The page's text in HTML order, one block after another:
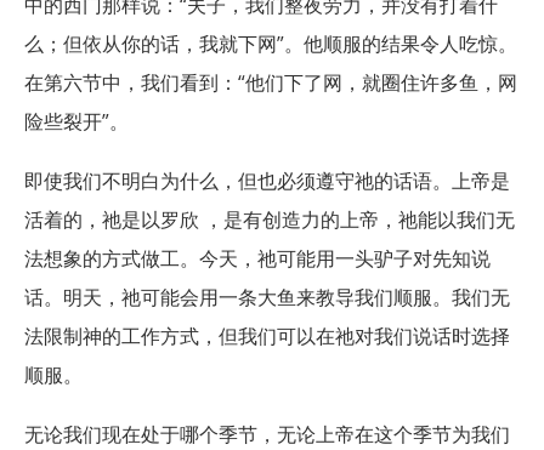
么；但依从你的话，我就下网”。他顺服的结果令人吃惊。
在第六节中，我们看到：“他们下了网，就圈住许多鱼，网
险些裂开”。
即使我们不明白为什么，但也必须遵守祂的话语。上帝是
活着的，祂是以罗欣 ，是有创造力的上帝，祂能以我们无
法想象的方式做工。今天，祂可能用一头驴子对先知说
话。明天，祂可能会用一条大鱼来教导我们顺服。我们无
法限制神的工作方式，但我们可以在祂对我们说话时选择
顺服。
无论我们现在处于哪个季节，无论上帝在这个季节为我们